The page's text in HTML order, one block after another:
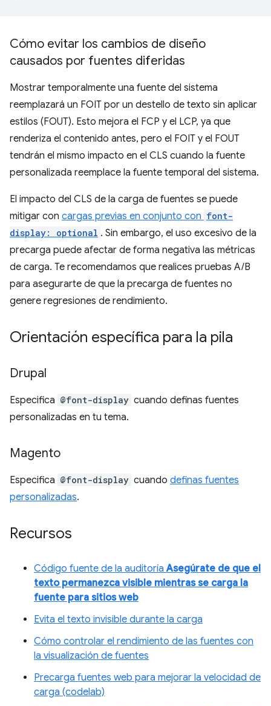
Cómo evitar los cambios de diseño
causados por fuentes diferidas
Mostrar temporalmente una fuente del sistema
reemplazará un FOIT por un destello de texto sin aplicar
estilos (FOUT). Esto mejora el FCP y el LCP, ya que
renderiza el contenido antes, pero el FOIT y el FOUT
tendrán el mismo impacto en el CLS cuando la fuente
personalizada reemplace la fuente temporal del sistema.
El impacto del CLS de la carga de fuentes se puede
mitigar con cargas previas en conjunto con font-
display: optional . Sin embargo, el uso excesivo de la
precarga puede afectar de forma negativa las métricas
de carga. Te recomendamos que realices pruebas A/B
para asegurarte de que la precarga de fuentes no
genere regresiones de rendimiento.
Orientación específica para la pila
Drupal
Especifica @font-display cuando definas fuentes
personalizadas en tu tema.
Magento
Especifica @font-display cuando definas fuentes
personalizadas.
Recursos
Código fuente de la auditoríaAsegúrate de que el
texto permanezca visible mientras se carga la
fuente para sitios web
Evita el texto invisible durante la carga
Cómo controlar el rendimiento de las fuentes con
la visualización de fuentes
Precarga fuentes web para mejorar la velocidad de
carga (codelab)